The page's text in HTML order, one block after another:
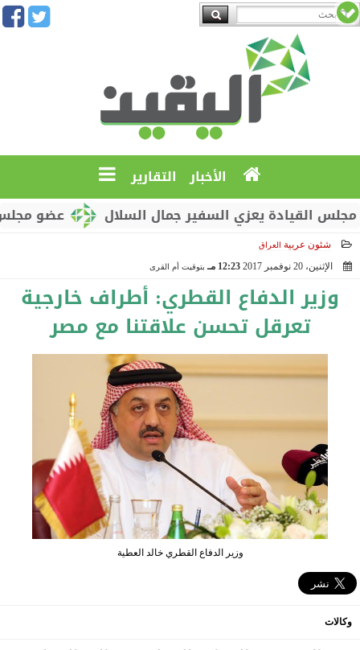
الأخبار التقارير
عضو مجلس
يعزي السفير جمال السلال
شئون عربية العراق
الإثنين، 20 نوفمبر 2017 12:23 مـ بتوقيت أم القرى
وزير الدفاع القطري: أطراف خارجية
تعرقل تحسن علاقتنا مع مصر
وزير الدفاع القطري خالد العطية
وكالات